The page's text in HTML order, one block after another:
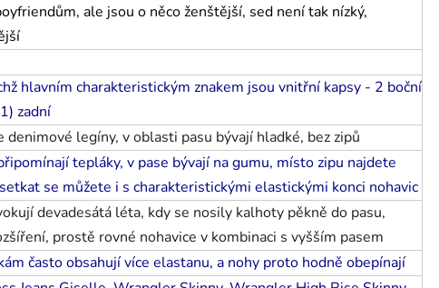
ale jsou o něco ženštější, sed není tak nízký,
hlavním charakteristickým znakem jsou vnitřní kapsy - 2 boční
zadní
denimové legíny, v oblasti pasu bývají hladké, bez zipů
tepláky, v pase bývají na gumu, místo zipu najdete
se můžete i s charakteristickými elastickými konci nohavic
devadesátá léta, kdy se nosily kalhoty pěkně do pasu,
prostě rovné nohavice v kombinaci s vyšším pasem
často obsahují více elastanu, a nohy proto hodně obepínají